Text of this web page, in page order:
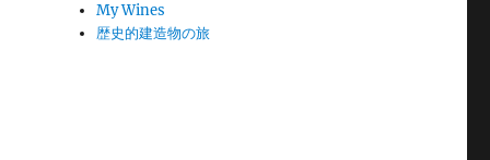
My Wines
歴史的建造物の旅